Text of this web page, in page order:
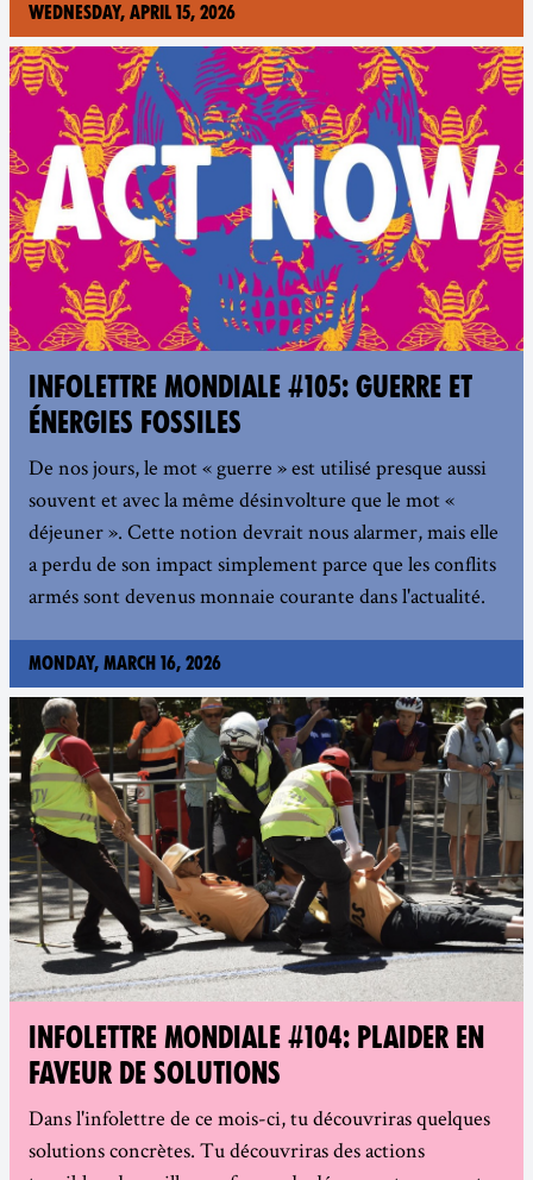
Wednesday, April 15, 2026
INFOLETTRE MONDIALE #105: GUERRE ET
ÉNERGIES FOSSILES
De nos jours, le mot « guerre » est utilisé presque aussi
souvent et avec la même désinvolture que le mot «
déjeuner ». Cette notion devrait nous alarmer, mais elle
a perdu de son impact simplement parce que les conflits
armés sont devenus monnaie courante dans l'actualité.
Monday, March 16, 2026
INFOLETTRE MONDIALE #104: PLAIDER EN
FAVEUR DE SOLUTIONS
Dans l'infolettre de ce mois-ci, tu découvriras quelques
solutions concrètes. Tu découvriras des actions